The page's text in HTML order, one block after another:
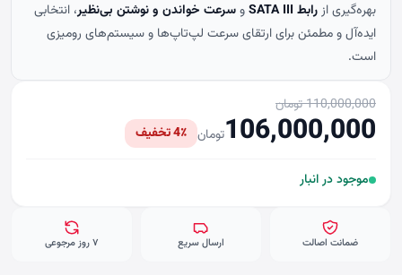
بهره‌گیری ازرابط SATA III وسرعت خواندن و نوشتن بی‌نظیر، انتخابی
ایده‌آل و مطمئن برای ارتقای سرعت لپ‌تاپ‌ها و سیستم‌های رومیزی
است.
110,000,000 تومان
106,000,000تومان 4٪ تخفیف
موجود در انبار
ضمانت اصالت ارسال سریع ۷ روز مرجوعی